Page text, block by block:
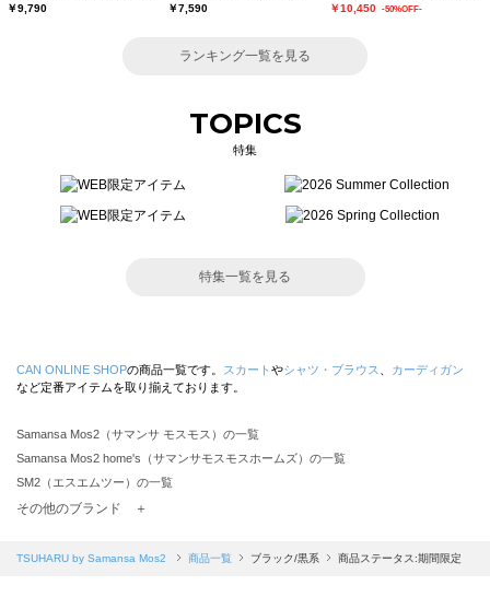
￥9,790 ￥7,590 ￥10,450 -50%OFF-
ランキング一覧を見る
TOPICS
特集
特集一覧を見る
CAN ONLINE SHOPの商品一覧です。 スカート やシャツ・ブラウス
カーディガン
など定番アイテムを取り揃えております。
Samansa Mos2（サマンサ モスモス）の一覧
Samansa Mos2 home's（サマンサモスモスホームズ）の一覧
SM2（エスエムツー）の一覧
TSUHARU by Samansa Mos2（ツハルバイサマンサモスモス）の一覧
Samansa Mos2 blue（サマンサモスモス ブルー）の一覧
その他のブランド ＋
TSUHARU by Samansa Mos2 商品一覧 ブラック/黒系 商品ステータス:期間限定